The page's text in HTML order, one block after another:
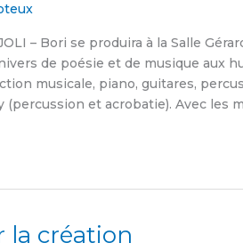
– Bori se produira à la Salle
de poésie et de musique aux
musicale, piano, guitares,
(percussion et acrobatie). Avec les
la création